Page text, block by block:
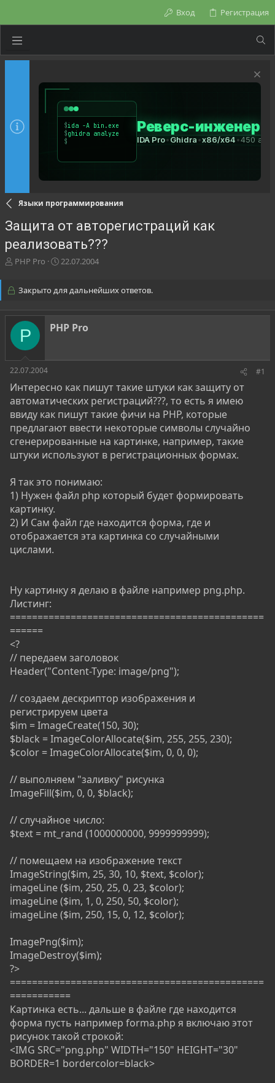
Вход Регистрация
Языки программирования
Защита от авторегистраций как
реализовать???
А
о
т
е
ы
PHP Pro
Д
а
а
ч
а
22.07.2004
Закрыто для дальнейших ответов.
P PHP Pro
22.07.2004 #1
Интересно как пишут такие штуки как защиту от
автоматических регистраций???, то есть я имею
ввиду как пишут такие фичи на PHP, которые
предлагают ввести некоторые символы случайно
сгенерированные на картинке, например, такие
штуки используют в регистрационных формах.
Я так это понимаю:
1) Нужен файл php который будет формировать
картинку.
2) И Сам файл где находится форма, где и
отображается эта картинка со случайными
цислами.
Ну картинку я делаю в файле например png.php.
Листинг:
==============================================
======
<?
// передаем заголовок
Header("Content-Type: image/png");
// создаем дескриптор изображения и
регистрируем цвета
$im = ImageCreate(150, 30);
$black = ImageColorAllocate($im, 255, 255, 230);
$color = ImageColorAllocate($im, 0, 0, 0);
// выполняем "заливку" рисунка
ImageFill($im, 0, 0, $black);
// случайное число:
$text = mt_rand (1000000000, 9999999999);
// помещаем на изображение текст
ImageString($im, 25, 30, 10, $text, $color);
imageLine ($im, 250, 25, 0, 23, $color);
imageLine ($im, 1, 0, 250, 50, $color);
imageLine ($im, 250, 15, 0, 12, $color);
ImagePng($im);
ImageDestroy($im);
?>
==============================================
===========
Картинка есть... дальше в файле где находится
форма пусть например forma.php я включаю этот
рисунок такой строкой:
<IMG SRC="png.php" WIDTH="150" HEIGHT="30"
BORDER=1 bordercolor=black>